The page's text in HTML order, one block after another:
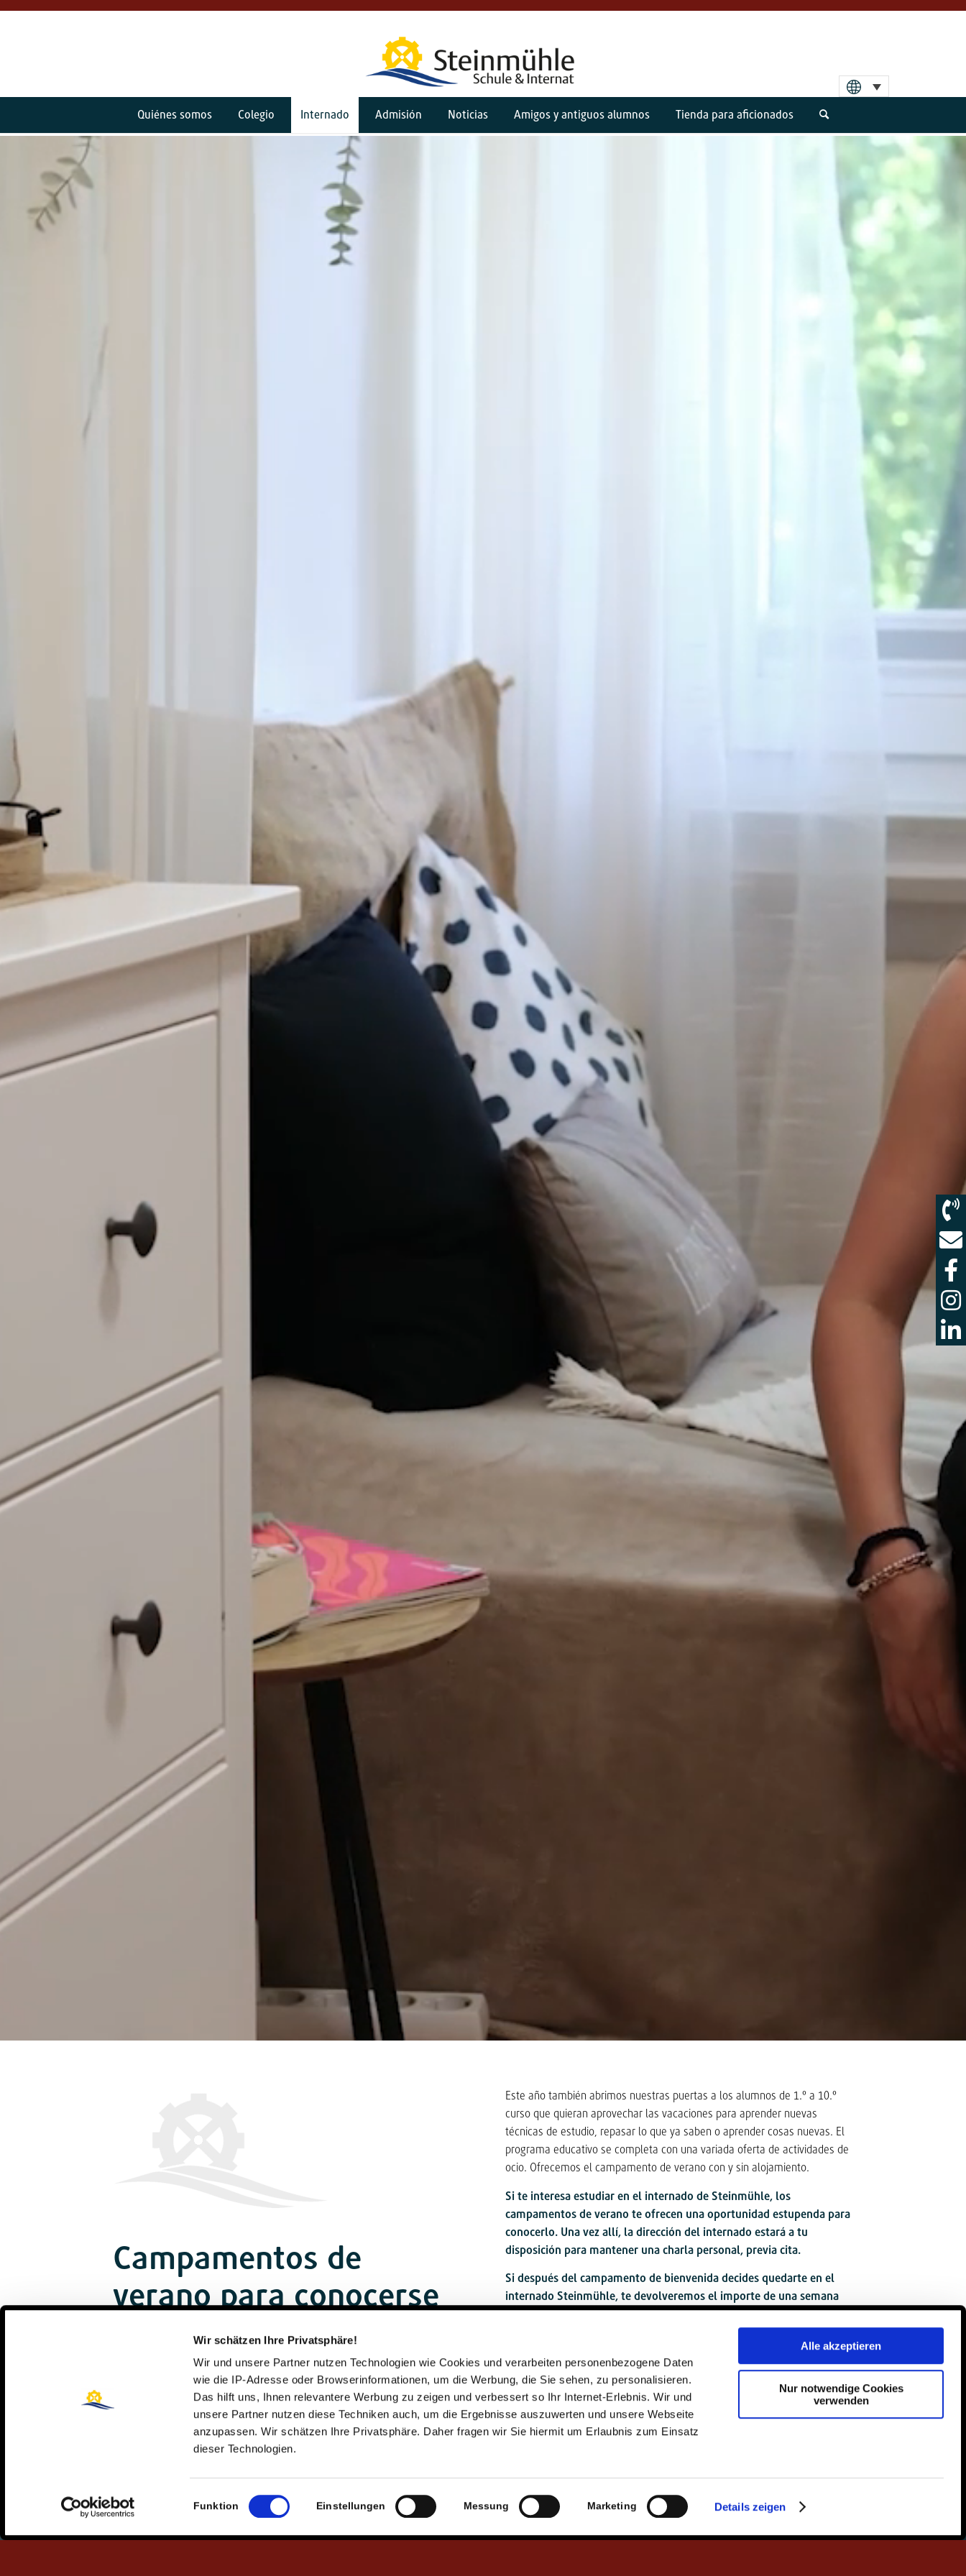
Wir schätzen Ihre Privatsphäre!
Wir und unsere Partner nutzen Technologien wie Cookies und verarbeiten personenbezogene Daten
wie die IP-Adresse oder Browserinformationen, um die Werbung, die Sie sehen, zu personalisieren.
Das hilft uns, Ihnen relevantere Werbung zu zeigen und verbessert so Ihr Internet-Erlebnis. Wir und
unsere Partner nutzen diese Techniken auch, um die Ergebnisse auszuwerten und unsere Webseite
anzupassen. Wir schätzen Ihre Privatsphäre. Daher fragen wir Sie hiermit um Erlaubnis zum Einsatz
dieser Technologien.
Einwilligungsauswahl
Funktion Einstellungen Messung Marketing Details zeigen
Alle akzeptieren
Nur notwendige Cookies
verwenden
Quiénes somos Colegio Internado Admisión Noticias Amigos y antiguos alumnos Tienda para aficionados
Campamentos de
verano para conocerse
Este año también abrimos nuestras puertas a los alumnos de 1.º a 10.º
curso que quieran aprovechar las vacaciones para aprender nuevas
técnicas de estudio, repasar lo que ya saben o aprender cosas nuevas. El
programa educativo se completa con una variada oferta de actividades de
ocio. Ofrecemos el campamento de verano con y sin alojamiento.
Si te interesa estudiar en el internado de Steinmühle, los
campamentos de verano te ofrecen una oportunidad estupenda para
conocerlo. Una vez allí, la dirección del internado estará a tu
disposición para mantener una charla personal, previa cita.
Si después del campamento de bienvenida decides quedarte en el
internado Steinmühle, te devolveremos el importe de una semana
del campamento.